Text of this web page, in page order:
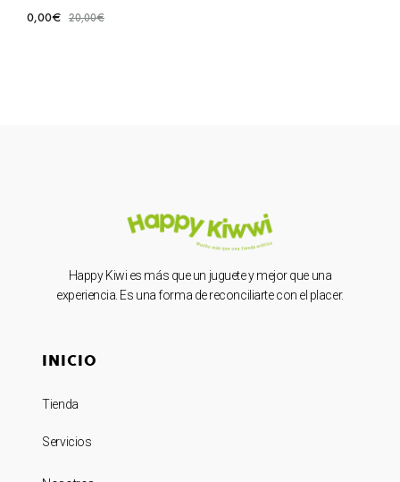
0,00€ 20,00€
Happy Kiwi es más que un juguete y mejor que una
experiencia. Es una forma de reconciliarte con el placer.
INICIO
Tienda
Servicios